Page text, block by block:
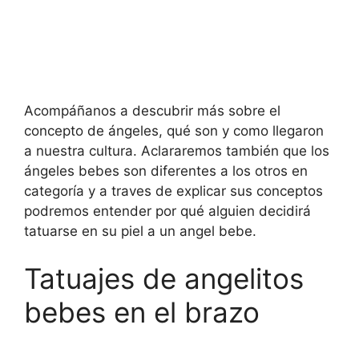
Acompáñanos a descubrir más sobre el
concepto de ángeles, qué son y como llegaron
a nuestra cultura. Aclararemos también que los
ángeles bebes son diferentes a los otros en
categoría y a traves de explicar sus conceptos
podremos entender por qué alguien decidirá
tatuarse en su piel a un angel bebe.
Tatuajes de angelitos
bebes en el brazo